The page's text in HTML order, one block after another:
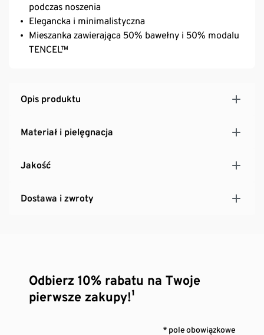
podczas noszenia
Elegancka i minimalistyczna
Mieszanka zawierająca 50% bawełny i 50% modalu
TENCEL™
Opis produktu
Materiał i pielęgnacja
Jakość
Dostawa i zwroty
Odbierz 10% rabatu na Twoje
pierwsze zakupy!¹
* pole obowiązkowe